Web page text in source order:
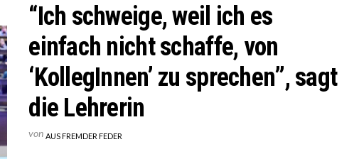
“Ich schweige, weil ich es
einfach nicht schaffe, von
‘KollegInnen’ zu sprechen”, sagt
die Lehrerin
von AUS FREMDER FEDER